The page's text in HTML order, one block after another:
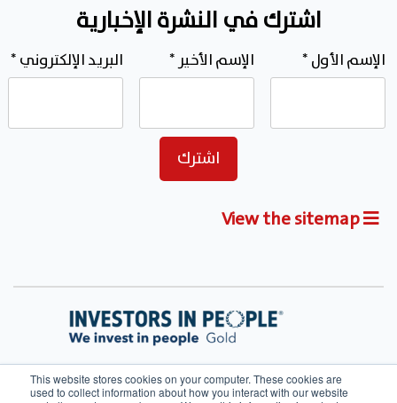
This website stores cookies on your computer. These cookies are
used to collect information about how you interact with our website
اشترك في النشرة الإخبارية
البريد الإلكتروني* الإسم الأخير* الإسم الأول*